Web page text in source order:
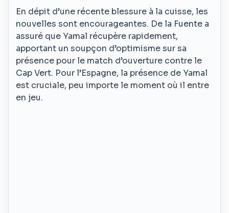
En dépit d’une récente blessure à la cuisse, les
nouvelles sont encourageantes. De la Fuente a
assuré que Yamal récupère rapidement,
apportant un soupçon d’optimisme sur sa
présence pour le match d’ouverture contre le
Cap Vert. Pour l’Espagne, la présence de Yamal
est cruciale, peu importe le moment où il entre
en jeu.